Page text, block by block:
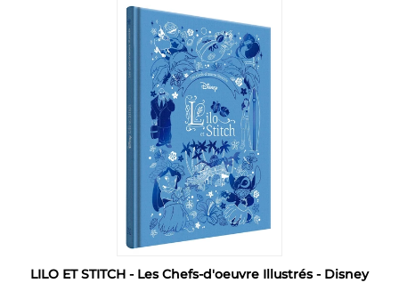
LILO ET STITCH - Les Chefs-d'oeuvre Illustrés - Disney